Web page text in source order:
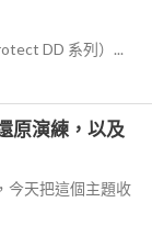
DD 系列）...
原演練，以及
今天把這個主題收